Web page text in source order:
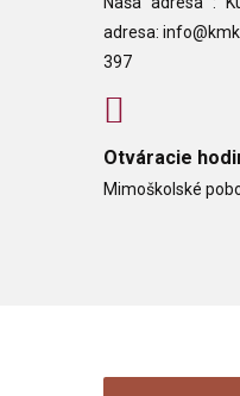
adresa:
397
Otváracie
Mimoškolské